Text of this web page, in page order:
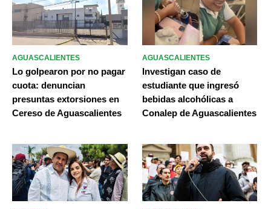
AGUASCALIENTES
Lo golpearon por no pagar
cuota: denuncian
presuntas extorsiones en
Cereso de Aguascalientes
AGUASCALIENTES
Investigan caso de
estudiante que ingresó
bebidas alcohólicas a
Conalep de Aguascalientes